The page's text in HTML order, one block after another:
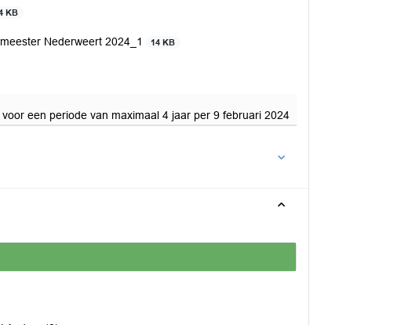
KB
Nederweert 2024_1 14 KB
een periode van maximaal 4 jaar per 9 februari 2024